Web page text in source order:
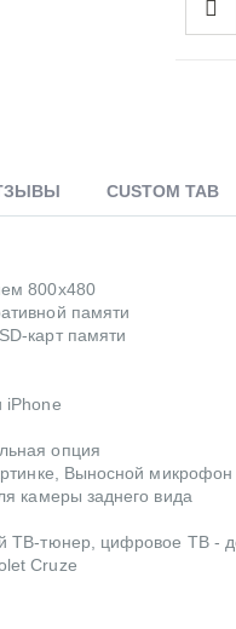
CUSTOM TAB
800x480
памяти
карт памяти
iPhone
опция
Выносной микрофон
камеры заднего вида
ТВ-тюнер, цифровое ТВ -
Cruze